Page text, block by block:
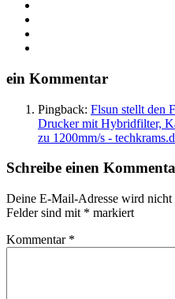
ein Kommentar
Pingback: Flsun stellt den
Drucker mit Hybridfilter,
zu 1200mm/s -
Schreibe einen
Deine E-Mail-Adresse wird
Felder sind mit * markiert
Kommentar *